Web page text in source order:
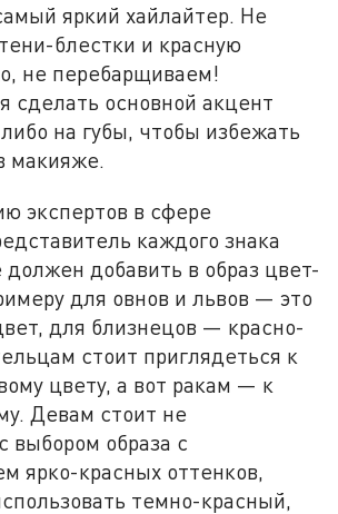
яркий хайлайтер. Не
блестки и красную
не перебарщиваем!
сделать основной акцент
на губы, чтобы избежать
макияже.
экспертов в сфере
каждого знака
добавить в образ цвет-
для овнов и львов — это
для близнецов — красно-
стоит приглядеться к
цвету, а вот ракам — к
Девам стоит не
выбором образа с
ярко-красных оттенков,
темно-красный,